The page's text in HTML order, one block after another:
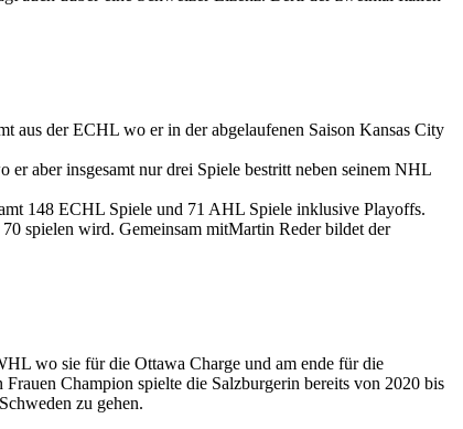
aus der ECHL wo er in der abgelaufenen Saison Kansas City
aber insgesamt nur drei Spiele bestritt neben seinem NHL
148 ECHL Spiele und 71 AHL Spiele inklusive Playoffs.
spielen wird. Gemeinsam mitMartin Reder bildet der
wo sie für die Ottawa Charge und am ende für die
Champion spielte die Salzburgerin bereits von 2020 bis
zu gehen.